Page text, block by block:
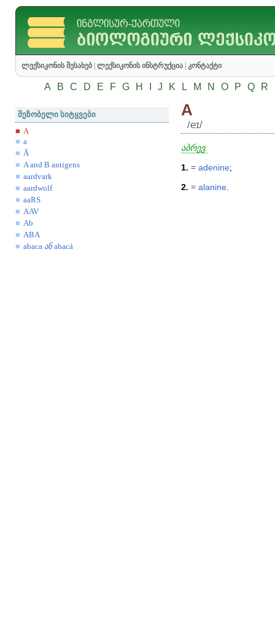
ლექსიკონის შესახებ ლექსიკონის ინსტრუქცია კონტაქტი
A B C D E F G H J K L M N O P Q R
მეზობელი სიტყვები
A
a
Å
A and B antigens
aardvark
aardwolf
aaRS
AAV
Ab
ABA
abaca ან abacá
A
/eɪ/
აბრევ.
1. = adenine;
2. = alanine.